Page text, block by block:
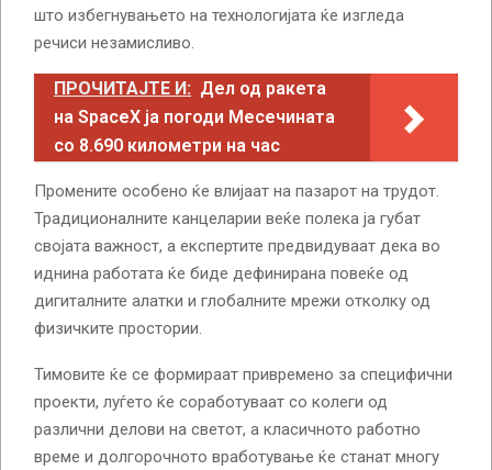
што избегнувањето на технологијата ќе изгледа
речиси незамисливо.
ПРОЧИТАЈТЕ И: Дел од ракета
на SpaceX ја погоди Месечината
со 8.690 километри на час
Промените особено ќе влијаат на пазарот на трудот.
Традиционалните канцеларии веќе полека ја губат
својата важност, а експертите предвидуваат дека во
иднина работата ќе биде дефинирана повеќе од
дигиталните алатки и глобалните мрежи отколку од
физичките простории.
Тимовите ќе се формираат привремено за специфични
проекти, луѓето ќе соработуваат со колеги од
различни делови на светот, а класичното работно
време и долгорочното вработување ќе станат многу